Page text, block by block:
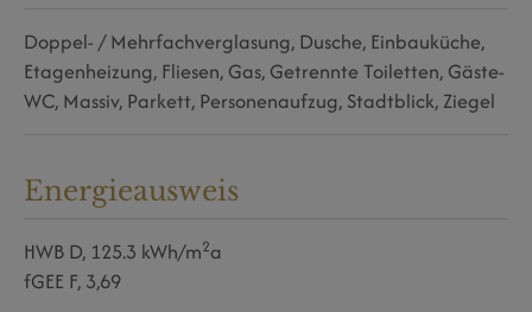
Doppel- / Mehrfachverglasung Dusche Einbauküche
Etagenheizung Fliesen Gas Getrennte Toiletten Gäste-
WC Massiv Parkett Personenaufzug Stadtblick Ziegel
Energieausweis
HWB D, 125.3 kWh/m2a
fGEE F, 3,69